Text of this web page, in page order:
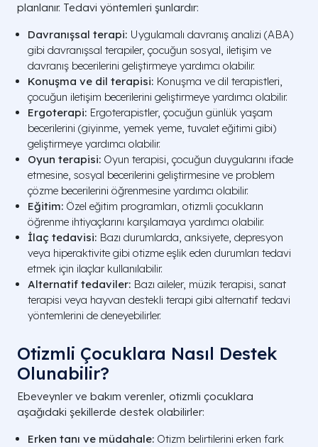
planlanır. Tedavi yöntemleri şunlardır:
Davranışsal terapi: Uygulamalı davranış analizi (ABA)
gibi davranışsal terapiler, çocuğun sosyal, iletişim ve
davranış becerilerini geliştirmeye yardımcı olabilir.
Konuşma ve dil terapisi: Konuşma ve dil terapistleri,
çocuğun iletişim becerilerini geliştirmeye yardımcı olabilir.
Ergoterapi: Ergoterapistler, çocuğun günlük yaşam
becerilerini (giyinme, yemek yeme, tuvalet eğitimi gibi)
geliştirmeye yardımcı olabilir.
Oyun terapisi: Oyun terapisi, çocuğun duygularını ifade
etmesine, sosyal becerilerini geliştirmesine ve problem
çözme becerilerini öğrenmesine yardımcı olabilir.
Eğitim: Özel eğitim programları, otizmli çocukların
öğrenme ihtiyaçlarını karşılamaya yardımcı olabilir.
İlaç tedavisi: Bazı durumlarda, anksiyete, depresyon
veya hiperaktivite gibi otizme eşlik eden durumları tedavi
etmek için ilaçlar kullanılabilir.
Alternatif tedaviler: Bazı aileler, müzik terapisi, sanat
terapisi veya hayvan destekli terapi gibi alternatif tedavi
yöntemlerini de deneyebilirler.
Otizmli Çocuklara Nasıl Destek
Olunabilir?
Ebeveynler ve bakım verenler, otizmli çocuklara
aşağıdaki şekillerde destek olabilirler:
Erken tanı ve müdahale: Otizm belirtilerini erken fark